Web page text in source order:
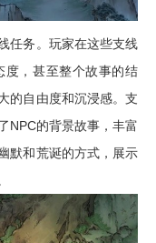
任务。玩家在这些支线
度，甚至整个故事的结
的自由度和沉浸感。支
NPC的背景故事，丰富
默和荒诞的方式，展示